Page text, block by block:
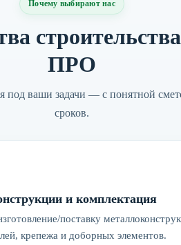
Почему выбирают нас
ПРО
ваши задачи — с понятной
сроков.
и комплектация
поставку
крепежа и доборных элементов.